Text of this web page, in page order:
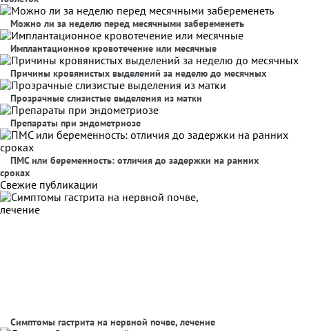
Можно ли за неделю перед месячными забеременеть
Имплантационное кровотечение или месячные
Причины кровянистых выделений за неделю до месячных
Прозрачные слизистые выделения из матки
Препараты при эндометриозе
ПМС или беременность: отличия до задержки на ранних
сроках
Свежие публикации
Симптомы гастрита на нервной почве, лечение